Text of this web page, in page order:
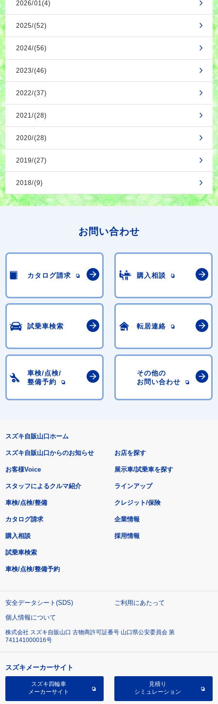
2026/01(4)
2025/(52)
2024/(56)
2023/(46)
2022/(37)
2021/(28)
2020/(28)
2019/(27)
2018/(9)
お問い合わせ
カタログ請求 購入相談
試乗車検索 転居連絡
車検/点検/
整備予約
その他の
お問い合わせ
スズキ自販山口ホーム
スズキ自販山口からのお知らせ
お客様Voice
スタッフによるクルマ紹介
お店を探す
展示車/試乗車を探す
ラインアップ
車検/点検/整備 クレジット/保険
カタログ請求
購入相談
試乗車検索
車検/点検/整備予約
企業情報
採用情報
安全データシート(SDS)
ご利用にあたって
個人情報について
株式会社 スズキ自販山口 古物商許可証番号 山口県公安委員会 第
741141000016号
スズキメーカーサイト
スズキ四輪車
メーカーサイト
見積り
シミュレーション